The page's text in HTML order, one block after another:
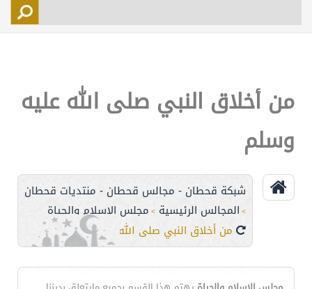
اتصل بنا
من أخلاق النبي صلى الله عليه
وسلم
شبكة قحطان - مجالس قحطان - منتديات قحطان
> المجالس الرئيسية > مجلس الإسلام والحياة
من أخلاق النبي صلى الله عليه وسلم